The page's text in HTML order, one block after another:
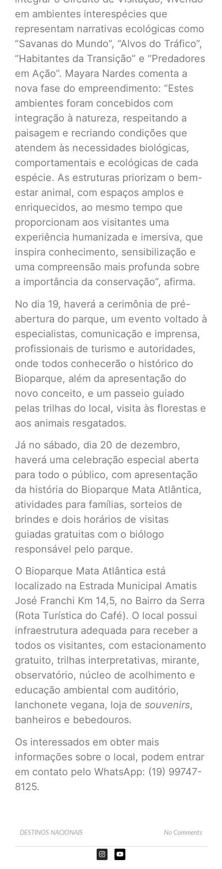
em ambientes interespécies que
representam narrativas ecológicas como
“Savanas do Mundo”, “Alvos do Tráfico”,
“Habitantes da Transição” e “Predadores
em Ação”. Mayara Nardes comenta a
nova fase do empreendimento: “Estes
ambientes foram concebidos com
integração à natureza, respeitando a
paisagem e recriando condições que
atendem às necessidades biológicas,
comportamentais e ecológicas de cada
espécie. As estruturas priorizam o bem-
estar animal, com espaços amplos e
enriquecidos, ao mesmo tempo que
proporcionam aos visitantes uma
experiência humanizada e imersiva, que
inspira conhecimento, sensibilização e
uma compreensão mais profunda sobre
a importância da conservação”, afirma.
No dia 19, haverá a cerimônia de pré-
abertura do parque, um evento voltado à
especialistas, comunicação e imprensa,
profissionais de turismo e autoridades,
onde todos conhecerão o histórico do
Bioparque, além da apresentação do
novo conceito, e um passeio guiado
pelas trilhas do local, visita às florestas e
aos animais resgatados.
Já no sábado, dia 20 de dezembro,
haverá uma celebração especial aberta
para todo o público, com apresentação
da história do Bioparque Mata Atlântica,
atividades para famílias, sorteios de
brindes e dois horários de visitas
guiadas gratuitas com o biólogo
responsável pelo parque.
O Bioparque Mata Atlântica está
localizado na Estrada Municipal Amatis
José Franchi Km 14,5, no Bairro da Serra
(Rota Turística do Café). O local possui
infraestrutura adequada para receber a
todos os visitantes, com estacionamento
gratuito, trilhas interpretativas, mirante,
observatório, núcleo de acolhimento e
educação ambiental com auditório,
lanchonete vegana, loja de souvenirs,
banheiros e bebedouros.
Os interessados em obter mais
informações sobre o local, podem entrar
em contato pelo WhatsApp: (19) 99747-
8125.
DESTINOS NACIONAIS No Comments